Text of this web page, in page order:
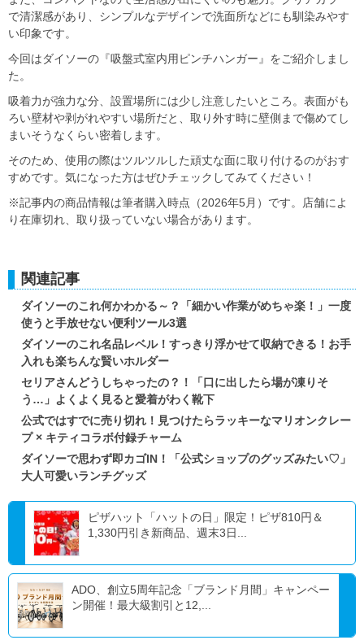
で清潔感があり、シンプルなデザインで洗面所などにも馴染みやす
い印象です。
今回はダイソーの『吸盤式室内用ピンチハンガー』をご紹介しまし
た。
吸着力が強力な分、設置場所には少し注意したいところ。表面がも
ろい壁材や剥がれやすい場所だと、取り外す時に壁側まで傷めてし
まいそうなくらい密着します。
そのため、使用の際はツルツルした頑丈な面に取り付けるのがおす
すめです。気になった方はぜひチェックしてみてください！
※記事内の商品情報は筆者購入時点（2026年5月）です。店舗によ
り在庫切れ、取り扱っていない場合があります。
関連記事
ダイソーのこれ何かわかる～？「細かい作業がめちゃ楽！」一度
使うと手放せない便利ツール3選
ダイソーのこれ名品レベル！すっきり浮かせて収納できる！お手
入れも楽ちんな賢いホルダー
セリアさんどうしちゃったの？！「口に出したら場が凍りそ
う…」よくよく見ると愛着がわく靴下
公式ではすでに売り切れ！見つけたらラッキーなマリオンクレー
プ × キティコラボ付録チャーム
ダイソーで思わず即カゴIN！「公式ショップのグッズみたい♡」
大人可愛いランチグッズ
ピザハット「ハットの日」限定！ピザ810円＆
1,330円引き新商品、週末3日...
ADO、創立5周年記念「ブランド月間」キャンペー
ン開催！最大級割引と12,...